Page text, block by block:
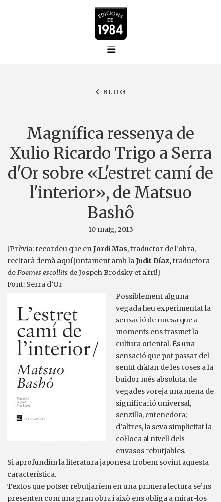
BLOG
Magnífica ressenya de
Xulio Ricardo Trigo a Serra
d'Or sobre «L'estret camí de
l'interior», de Matsuo
Bashô
10 maig, 2013
[Prèvia: recordeu que enJordi Mas, traductor de l’obra,
recitarà demà aquíjuntament amb laJudit Díaz, traductora
dePoemes escollits de Jospeh Brodsky et altri!]
Font: Serra d’Or
Possiblement alguna
vegada heu experimentat la
sensació de nuesa que a
moments ens trasmet la
cultura oriental. És una
sensació que pot passar del
sentit diàfan de les coses a la
buidor més absoluta, de
vegades voreja una mena de
significació universal,
senzilla, entenedora;
d’altres, la seva simplicitat la
col·loca al nivell dels
envasos rebutjables.
Si aprofundim la literatura japonesa trobem sovint aquesta
característica.
Textos que potser rebutjaríem en una primera lectura se’ns
presenten com una gran obra i això ens obliga a mirar-los